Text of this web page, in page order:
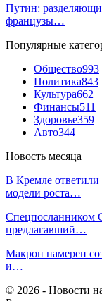
Путин:
французы…
Популярные
Общество993
Политика843
Культура662
Финансы511
Здоровье359
Авто344
Новость месяца
В Кремле
модели роста…
Спецпосланником
предлагавший…
Макрон намерен
и…
© 2026 - Новости